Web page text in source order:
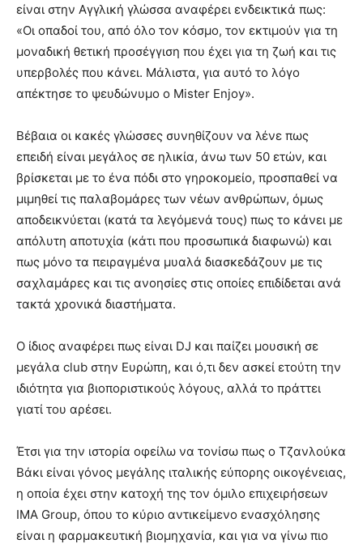
είναι στην Αγγλική γλώσσα αναφέρει ενδεικτικά πως:
«Οι οπαδοί του, από όλο τον κόσμο, τον εκτιμούν για τη
μοναδική θετική προσέγγιση που έχει για τη ζωή και τις
υπερβολές που κάνει. Μάλιστα, για αυτό το λόγο
απέκτησε το ψευδώνυμο ο Mister Enjoy».
Βέβαια οι κακές γλώσσες συνηθίζουν να λένε πως
επειδή είναι μεγάλος σε ηλικία, άνω των 50 ετών, και
βρίσκεται με το ένα πόδι στο γηροκομείο, προσπαθεί να
μιμηθεί τις παλαβομάρες των νέων ανθρώπων, όμως
αποδεικνύεται (κατά τα λεγόμενά τους) πως το κάνει με
απόλυτη αποτυχία (κάτι που προσωπικά διαφωνώ) και
πως μόνο τα πειραγμένα μυαλά διασκεδάζουν με τις
σαχλαμάρες και τις ανοησίες στις οποίες επιδίδεται ανά
τακτά χρονικά διαστήματα.
Ο ίδιος αναφέρει πως είναι DJ και παίζει μουσική σε
μεγάλα club στην Ευρώπη, και ό,τι δεν ασκεί ετούτη την
ιδιότητα για βιοποριστικούς λόγους, αλλά το πράττει
γιατί του αρέσει.
Έτσι για την ιστορία οφείλω να τονίσω πως ο Τζανλούκα
Βάκι είναι γόνος μεγάλης ιταλικής εύπορης οικογένειας,
η οποία έχει στην κατοχή της τον όμιλο επιχειρήσεων
IMA Group, όπου το κύριο αντικείμενο ενασχόλησης
είναι η φαρμακευτική βιομηχανία, και για να γίνω πιο